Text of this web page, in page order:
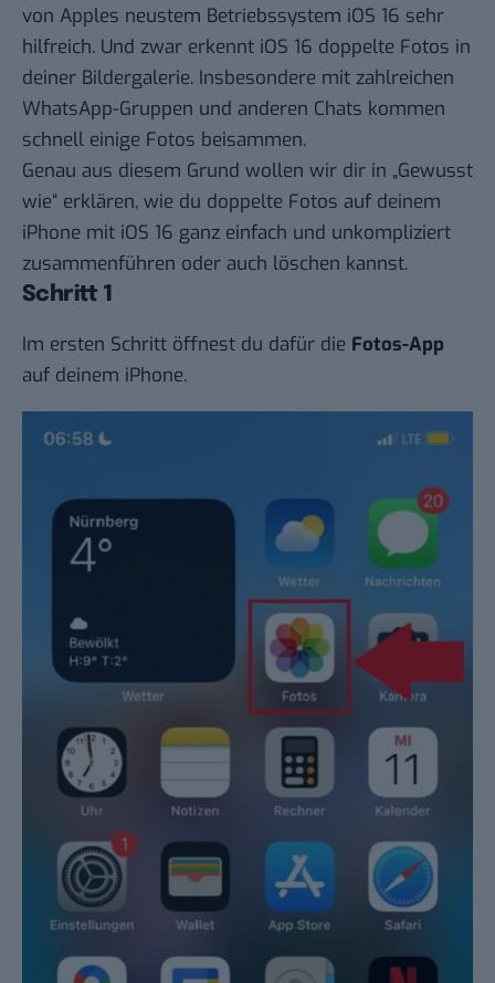
von Apples neustem Betriebssystem iOS 16 sehr
hilfreich. Und zwar erkennt iOS 16 doppelte Fotos in
deiner Bildergalerie. Insbesondere mit zahlreichen
WhatsApp-Gruppen und anderen Chats kommen
schnell einige Fotos beisammen.
Genau aus diesem Grund wollen wir dir in „Gewusst
wie“ erklären, wie du doppelte Fotos auf deinem
iPhone mit iOS 16 ganz einfach und unkompliziert
zusammenführen oder auch löschen kannst.
Schritt 1
Im ersten Schritt öffnest du dafür die Fotos-App
auf deinem iPhone.